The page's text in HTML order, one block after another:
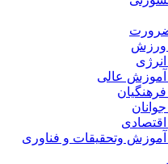
ورزش
عالی
وتحقیقات و فناوری